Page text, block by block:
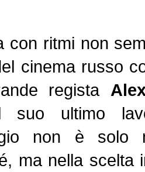
con ritmi non
cinema russo
regista
suo ultimo
non è solo
ma nella scelta